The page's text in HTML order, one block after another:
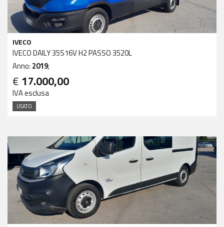
IVECO
IVECO DAILY 35S16V H2 PASSO 3520L
Anno: 2019;
€ 17.000,00
IVA esclusa
USATO